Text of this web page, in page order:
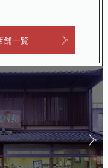
舗一覧